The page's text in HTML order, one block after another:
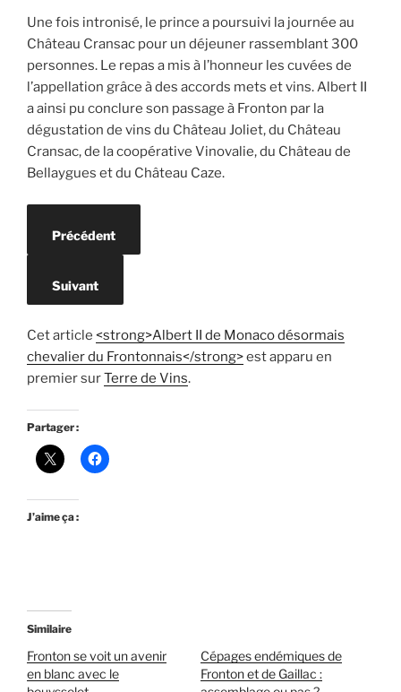
Une fois intronisé, le prince a poursuivi la journée au
Château Cransac pour un déjeuner rassemblant 300
personnes. Le repas a mis à l’honneur les cuvées de
l’appellation grâce à des accords mets et vins. Albert II
a ainsi pu conclure son passage à Fronton par la
dégustation de vins du Château Joliet, du Château
Cransac, de la coopérative Vinovalie, du Château de
Bellaygues et du Château Caze.
Précédent
Suivant
Cet article <strong>Albert II de Monaco désormais
chevalier du Frontonnais</strong>est apparu en
premier surTerre de Vins.
Partager :
J’aime ça :
Similaire
Fronton se voit un avenir
en blanc avec le
Cépages endémiques de
Fronton et de Gaillac :